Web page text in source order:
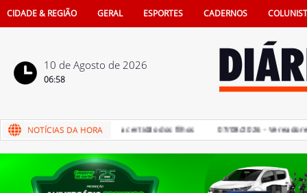
CIDADE & REGIÃO GERAL ESPORTES CADERNOS
10 de Agosto de 2026
06:58
pais na vida e também na certidão dos filhos 07/08/2026 - Vereadores